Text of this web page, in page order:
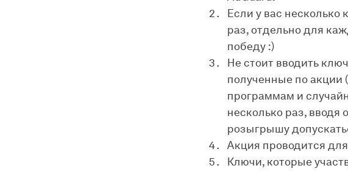
Если у вас
раз, отдельно для
победу :)
Не стоит вводить
полученные по акции
программам и
несколько раз, вводя
розыгрышу
Акция проводится
Ключи, которые